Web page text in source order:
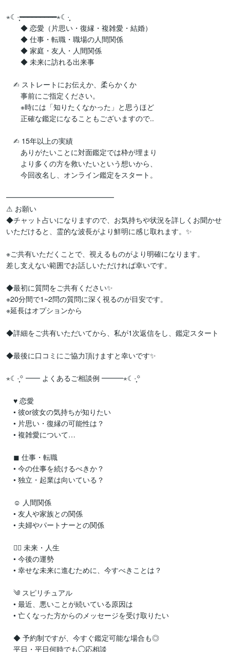
⋆☾·̩͙━━━━━━━━━⋆☾·̩͙
◆ 恋愛（片思い・復縁・複雑愛・結婚）
◆ 仕事・転職・職場の人間関係
◆ 家庭・友人・人間関係
◆ 未来に訪れる出来事
✍︎ ストレートにお伝えか、柔らかくか
事前にご指定ください。
※時には「知りたくなかった」と思うほど
正確な鑑定になることもございますので..
✍︎ 15年以上の実績
ありがたいことに対面鑑定では枠が埋まり
より多くの方を救いたいという想いから、
今回改名し、オンライン鑑定をスタート。
━━━━━━━━━━━━━━━
⚠︎︎ お願い
◆チャット占いになりますので、お気持ちや状況を詳しくお聞かせ
いただけると、霊的な波長がより鮮明に感じ取れます。✨️
※ご共有いただくことで、視えるものがより明確になります。
差し支えない範囲でお話しいただければ幸いです。
◆最初に質問をご共有ください✨️
※20分間で1~2問の質問に深く視るのが目安です。
※延長はオプションから
◆詳細をご共有いただいてから、私が1次返信をし、鑑定スタート
◆最後に口コミにご協力頂けますと幸いです✨️
⋆☾·̩͙꙳ ━━ よくあるご相談例 ━━━⋆☾·̩͙꙳
♥ 恋愛
• 彼or彼女の気持ちが知りたい
• 片思い・復縁の可能性は？
• 複雑愛について…
◼︎ 仕事・転職
• 今の仕事を続けるべきか？
• 独立・起業は向いている？
☺︎ 人間関係
• 友人や家族との関係
• 夫婦やパートナーとの関係
❁⃘ 未来・人生
• 今後の運勢
• 幸せな未来に進むために、今すべきことは？
༄ スピリチュアル
• 最近、悪いことが続いている原因は
• 亡くなった方からのメッセージを受け取りたい
◆ 予約制ですが、今すぐ鑑定可能な場合も◎
平日・平日何時でも◯応相談